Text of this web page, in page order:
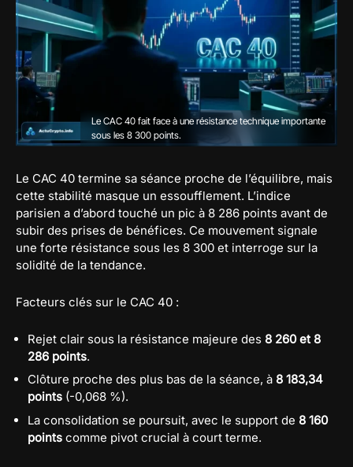
Le CAC 40 fait face à une résistance technique importante
sous les 8 300 points.
Le CAC 40 termine sa séance proche de l’équilibre, mais
cette stabilité masque un essoufflement. L’indice
parisien a d’abord touché un pic à 8 286 points avant de
subir des prises de bénéfices. Ce mouvement signale
une forte résistance sous les 8 300 et interroge sur la
solidité de la tendance.
Facteurs clés sur le CAC 40 :
Rejet clair sous la résistance majeure des 8 260 et 8
286 points.
Clôture proche des plus bas de la séance, à 8 183,34
points (-0,068 %).
La consolidation se poursuit, avec le support de 8 160
points comme pivot crucial à court terme.